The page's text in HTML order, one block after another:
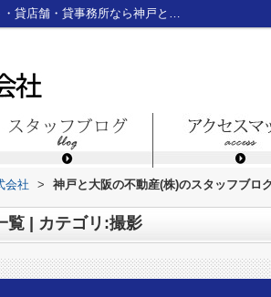
スタッフブログ記事一覧ページ | カテゴリ:撮影｜神戸三宮のテナント・貸店舗・貸事務所なら神戸と大阪の不動産株式会社
会社 > 神戸と大阪の不動産(株)のスタッフブロ
覧 | カテゴリ:撮影